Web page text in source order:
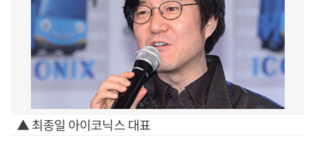
▲ 최종일 아이코닉스 대표